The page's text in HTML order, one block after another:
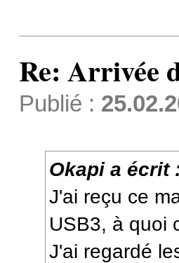
Re: Arrivée
Publié :
Okapi a écrit
J'ai reçu ce
USB3, à quoi
J'ai regardé